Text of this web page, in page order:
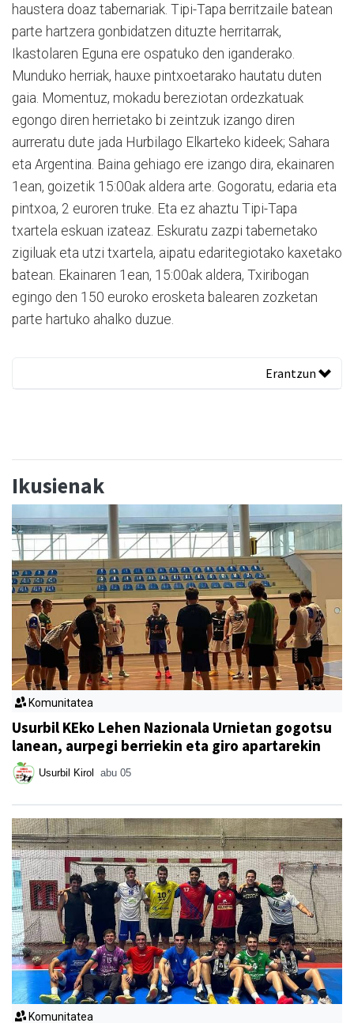
haustera doaz tabernariak. Tipi-Tapa berritzaile batean
parte hartzera gonbidatzen dituzte herritarrak,
Ikastolaren Eguna ere ospatuko den iganderako.
Munduko herriak, hauxe pintxoetarako hautatu duten
gaia. Momentuz, mokadu bereziotan ordezkatuak
egongo diren herrietako bi zeintzuk izango diren
aurreratu dute jada Hurbilago Elkarteko kideek; Sahara
eta Argentina. Baina gehiago ere izango dira, ekainaren
1ean, goizetik 15:00ak aldera arte. Gogoratu, edaria eta
pintxoa, 2 euroren truke. Eta ez ahaztu Tipi-Tapa
txartela eskuan izateaz. Eskuratu zazpi tabernetako
zigiluak eta utzi txartela, aipatu edaritegiotako kaxetako
batean. Ekainaren 1ean, 15:00ak aldera, Txiribogan
egingo den 150 euroko erosketa balearen zozketan
parte hartuko ahalko duzue.
Erantzun
Ikusienak
Komunitatea
Usurbil KEko Lehen Nazionala Urnietan gogotsu
lanean, aurpegi berriekin eta giro apartarekin
Usurbil Kirol abu 05
Komunitatea